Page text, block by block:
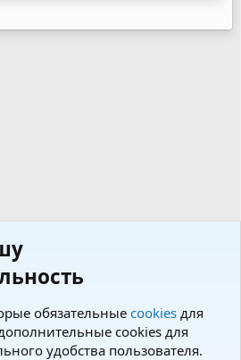
обязательные cookies для
cookies для
удобства пользователя.